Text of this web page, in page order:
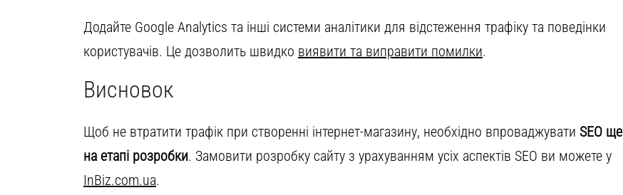
Додайте Google Analytics та інші системи аналітики для відстеження трафіку та поведінки
користувачів. Це дозволить швидко виявити та виправити помилки.
Висновок
Щоб не втратити трафік при створенні інтернет-магазину, необхідно впроваджувати SEO ще
на етапі розробки. Замовити розробку сайту з урахуванням усіх аспектів SEO ви можете у
InBiz.com.ua.